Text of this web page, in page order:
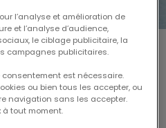
l’analyse et amélioration de
et l’analyse d’audience,
le ciblage publicitaire, la
campagnes publicitaires.
consentement est nécessaire.
ou bien tous les accepter, ou
navigation sans les accepter.
à tout moment.